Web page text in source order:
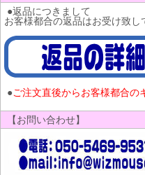
●返品につきまして
お客様都合の返品はお受け致し
●ご注文直後からお客様都合の
【お問い合わせ】